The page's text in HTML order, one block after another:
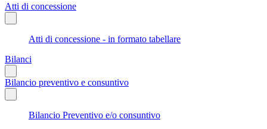
Atti di concessione
Atti di concessione - in formato tabellare
Bilanci
Bilancio preventivo e consuntivo
Bilancio Preventivo e/o consuntivo